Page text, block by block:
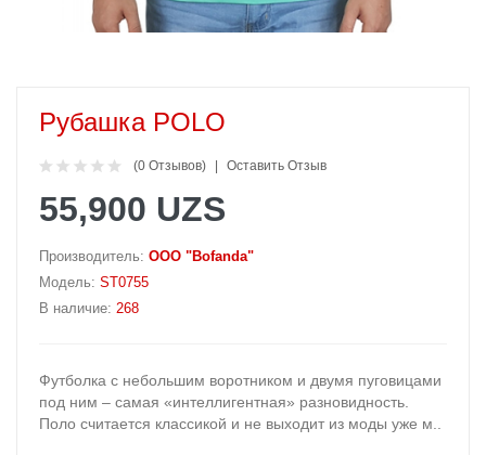
Рубашка POLO
(0 Отзывов) Оставить Отзыв
55,900 UZS
Производитель: OOO "Bofanda"
Модель: ST0755
В наличие: 268
Футболка с небольшим воротником и двумя пуговицами
под ним – самая «интеллигентная» разновидность.
Поло считается классикой и не выходит из моды уже м..